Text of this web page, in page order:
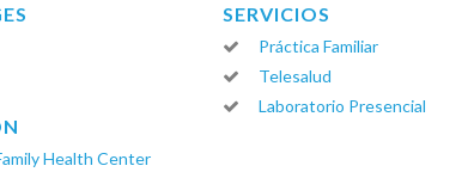
Health Center
SERVICIOS
Práctica Familiar
Telesalud
Laboratorio Presencial